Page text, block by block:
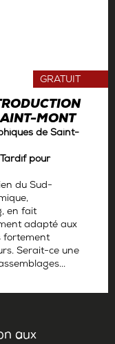
MONT
GRATUIT
de Saint-
pour
du Sud-
en fait
adapté aux
fortement
Serait-ce une